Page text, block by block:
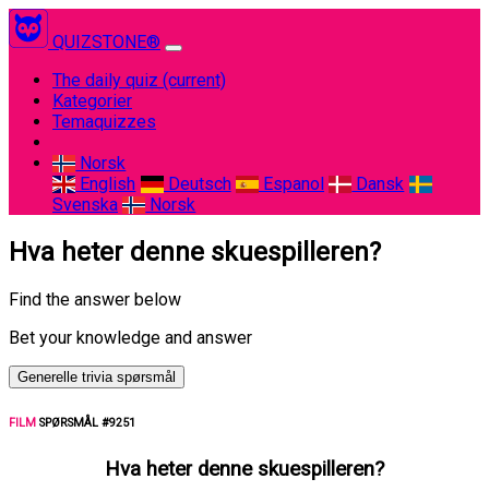
QUIZSTONE®
The daily quiz (current)
Kategorier
Temaquizzes
Norsk
English
Deutsch Espanol
Dansk
Svenska
Norsk
Hva heter denne skuespilleren?
Find the answer below
Bet your knowledge and answer
Generelle trivia spørsmål
FILM SPØRSMÅL #9251
Hva heter denne skuespilleren?